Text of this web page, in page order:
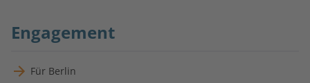
Engagement
Für Berlin